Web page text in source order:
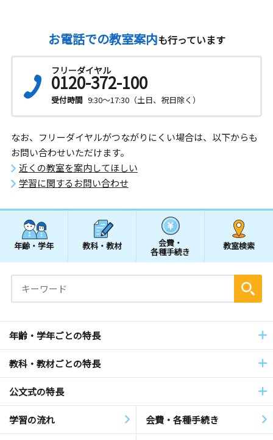
お電話での教室案内も行っています
フリーダイヤル
0120-372-100
受付時間 9:30～17:30（土日、祝日除く）
なお、フリーダイヤルがつながりにくい場合は、以下からも
お問い合わせいただけます。
近くの教室を案内してほしい
学習に関するお問い合わせ
年齢・学年 教科・教材 会費・
各種手続き
教室検索
年齢・学年ごとの特長
教科・教材ごとの特長
公文式の特長
学習の流れ 会費・各種手続き